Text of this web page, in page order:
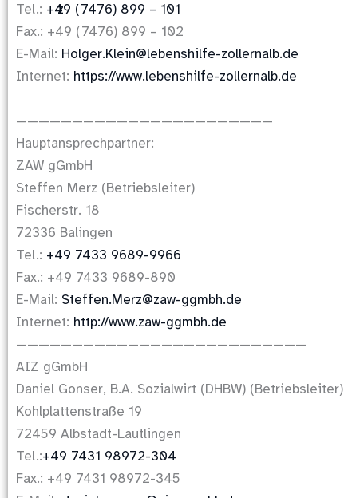
Tel.: +49 (7476) 899 – 101
Fax.: +49 (7476) 899 – 102
E-Mail: Holger.Klein@lebenshilfe-zollernalb.de
Internet: https://www.lebenshilfe-zollernalb.de
———————————————————————
Hauptansprechpartner:
ZAW gGmbH
Steffen Merz (Betriebsleiter)
Fischerstr. 18
72336 Balingen
Tel.: +49 7433 9689-9966
Fax.: +49 7433 9689-890
E-Mail: Steffen.Merz@zaw-ggmbh.de
Internet: http://www.zaw-ggmbh.de
——————————————————————————
AIZ gGmbH
Daniel Gonser, B.A. Sozialwirt (DHBW) (Betriebsleiter)
Kohlplattenstraße 19
72459 Albstadt-Lautlingen
Tel.:+49 7431 98972-304
Fax.: +49 7431 98972-345